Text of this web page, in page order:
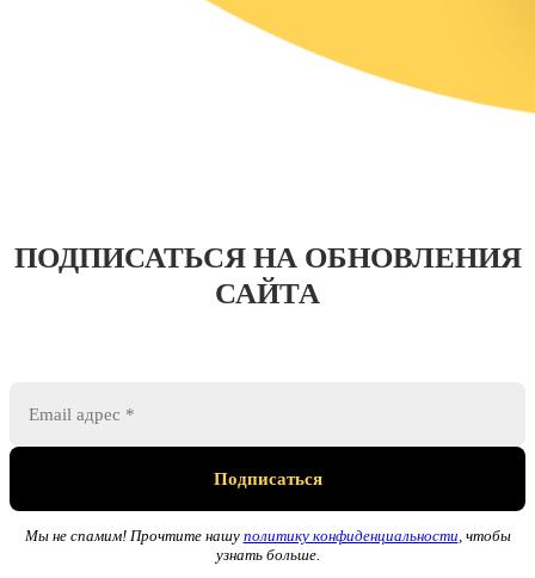
ПОДПИСАТЬСЯ НА ОБНОВЛЕНИЯ
САЙТА
Мы не спамим! Прочтите нашу политику конфиденциальности , чтобы
узнать больше.